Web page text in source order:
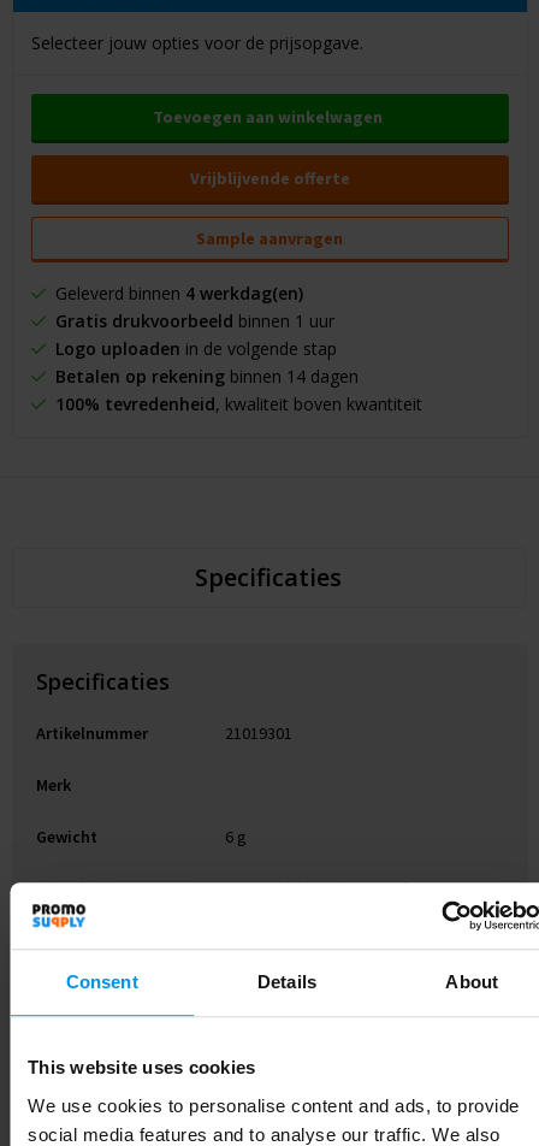
Consent Details About
This website uses cookies
We use cookies to personalise content and ads, to provide
social media features and to analyse our traffic. We also
Selecteer jouw opties voor de prijsopgave.
Toevoegen aan winkelwagen
Vrijblijvende offerte
Sample aanvragen
Geleverd binnen 4 werkdag(en)
Gratis drukvoorbeeld binnen 1 uur
Logo uploaden in de volgende stap
Betalen op rekeningbinnen 14 dagen
100% tevredenheid, kwaliteit boven kwantiteit
Specificaties
Specificaties
Artikelnummer 21019301
Merk
Gewicht 6 g
Materiaal Gerecycled PP-kunststof
Kleur Mat helder
Breedte 6.5 cm